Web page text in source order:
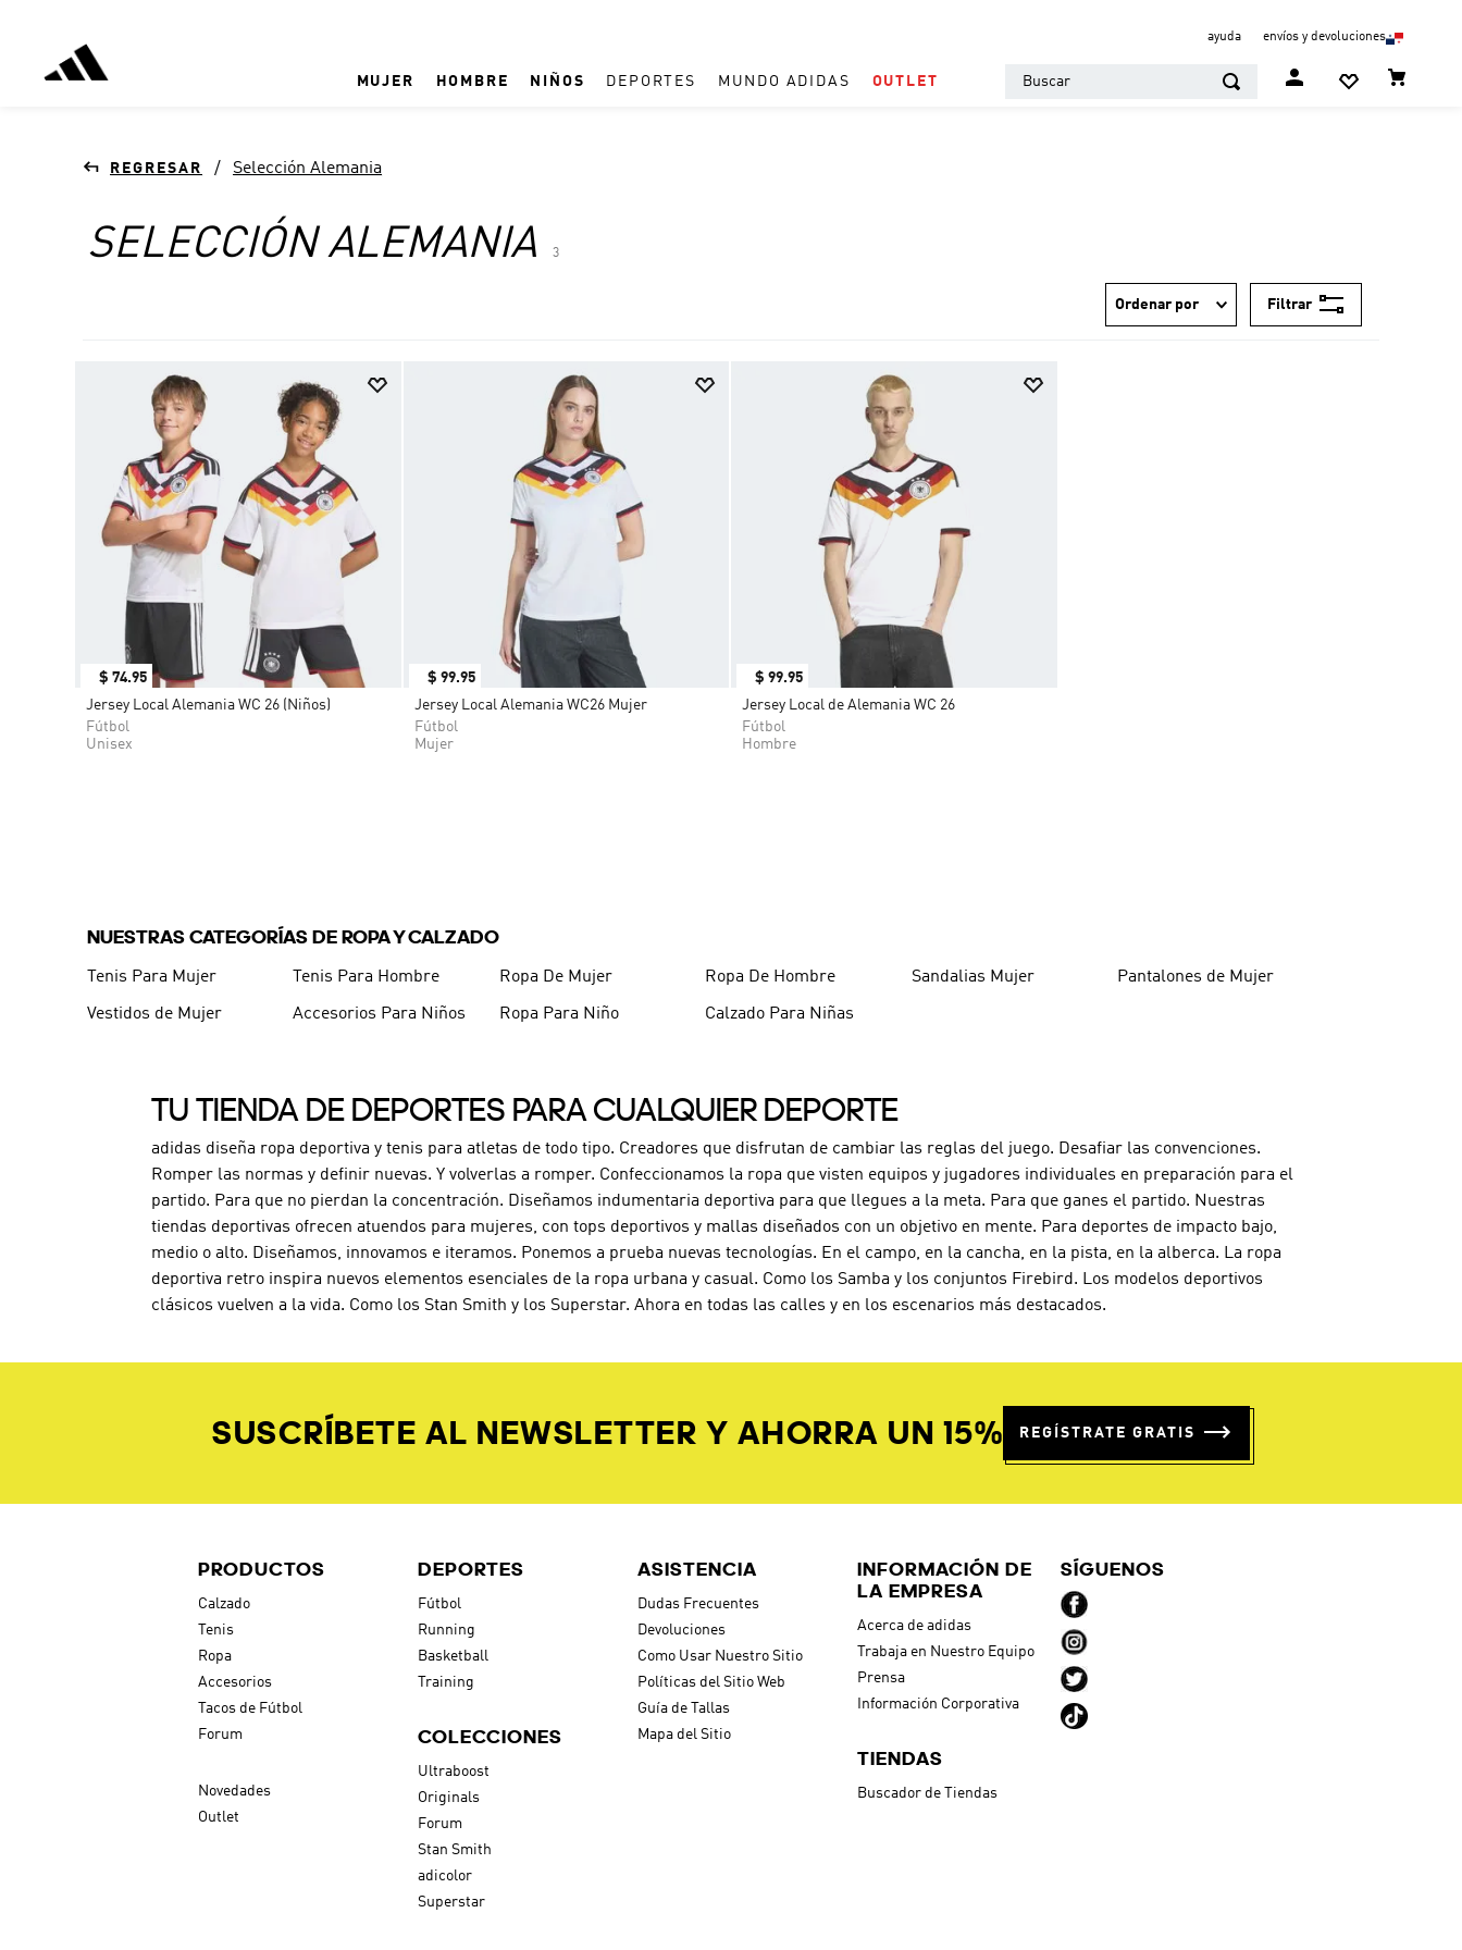
ayuda envíos y devoluciones
MUJER HOMBRE NIÑOS DEPORTES MUNDO ADIDAS OUTLET Buscar
Selección Alemania
SELECCIÓN ALEMANIA 3
Ordenar por Filtrar
$ 74.95
Jersey Local Alemania WC 26 (Niños)
Fútbol
Unisex
$ 99.95
Jersey Local Alemania WC26 Mujer
Fútbol
Mujer
$ 99.95
Jersey Local de Alemania WC 26
Fútbol
Hombre
NUESTRAS CATEGORÍAS DE ROPA Y CALZADO
Tenis Para Mujer Tenis Para Hombre Ropa De Mujer Ropa De Hombre Sandalias Mujer Pantalones de Mujer
Vestidos de Mujer Accesorios Para Niños Ropa Para Niño Calzado Para Niñas
TU TIENDA DE DEPORTES PARA CUALQUIER DEPORTE
adidas diseña ropa deportiva y tenis para atletas de todo tipo. Creadores que disfrutan de cambiar las reglas del juego. Desafiar las convenciones.
Romper las normas y definir nuevas. Y volverlas a romper. Confeccionamos la ropa que visten equipos y jugadores individuales en preparación para el
partido. Para que no pierdan la concentración. Diseñamos indumentaria deportiva para que llegues a la meta. Para que ganes el partido. Nuestras
tiendas deportivas ofrecen atuendos para mujeres, con tops deportivos y mallas diseñados con un objetivo en mente. Para deportes de impacto bajo,
medio o alto. Diseñamos, innovamos e iteramos. Ponemos a prueba nuevas tecnologías. En el campo, en la cancha, en la pista, en la alberca. La ropa
deportiva retro inspira nuevos elementos esenciales de la ropa urbana y casual. Como los Samba y los conjuntos Firebird. Los modelos deportivos
clásicos vuelven a la vida. Como los Stan Smith y los Superstar. Ahora en todas las calles y en los escenarios más destacados.
SUSCRÍBETE AL NEWSLETTER Y AHORRA UN 15% REGÍSTRATE GRATIS
PRODUCTOS
Calzado
Tenis
Ropa
Accesorios
Tacos de Fútbol
Forum
Novedades
Outlet
DEPORTES
Fútbol
Running
Basketball
Training
COLECCIONES
Ultraboost
Originals
Forum
Stan Smith
adicolor
Superstar
ASISTENCIA
Dudas Frecuentes
Devoluciones
Como Usar Nuestro Sitio
Políticas del Sitio Web
Guía de Tallas
Mapa del Sitio
INFORMACIÓN DE
LA EMPRESA
Acerca de adidas
Trabaja en Nuestro Equipo
Prensa
Información Corporativa
TIENDAS
Buscador de Tiendas
SÍGUENOS
F50